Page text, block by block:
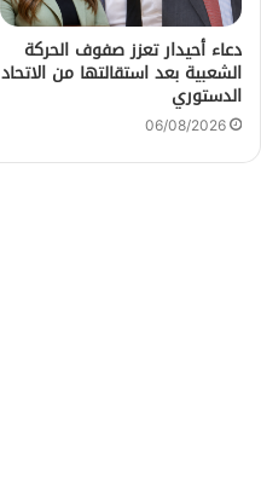
دعاء أحيدار تعزز صفوف الحركة
الشعبية بعد استقالتها من الاتحاد
الدستوري
06/08/2026